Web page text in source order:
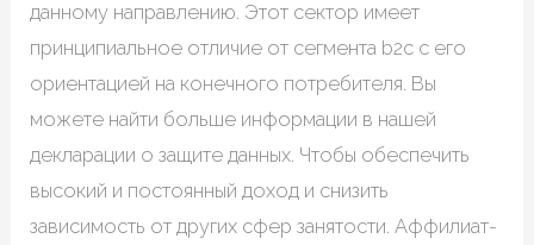
данному направлению. Этот сектор имеет
принципиальное отличие от сегмента b2c с его
ориентацией на конечного потребителя. Вы
можете найти больше информации в нашей
декларации о защите данных. Чтобы обеспечить
высокий и постоянный доход и снизить
зависимость от других сфер занятости. Аффилиат-